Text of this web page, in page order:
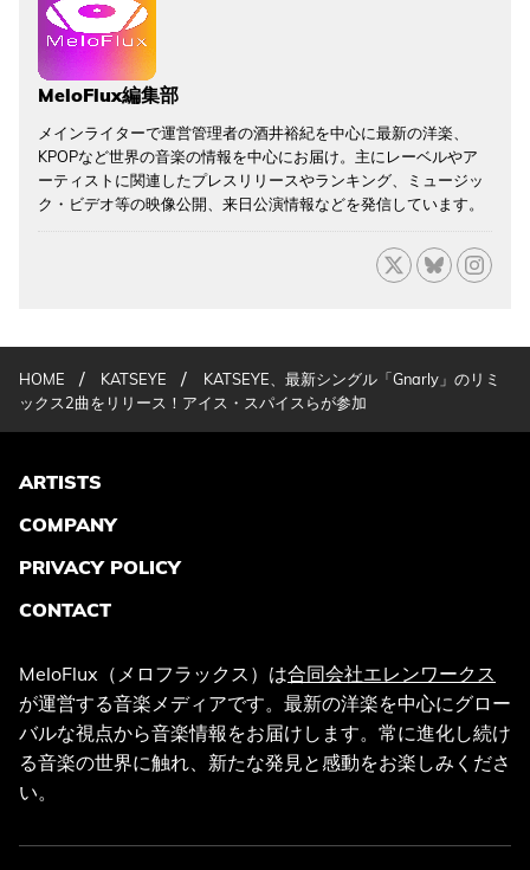
MeloFlux編集部
メインライターで運営管理者の酒井裕紀を中心に最新の洋楽、
KPOPなど世界の音楽の情報を中心にお届け。主にレーベルやア
ーティストに関連したプレスリリースやランキング、ミュージッ
ク・ビデオ等の映像公開、来日公演情報などを発信しています。
HOME / KATSEYE /
KATSEYE、最新シングル「Gnarly」のリミ
ックス2曲をリリース！アイス・スパイスらが参加
ARTISTS
COMPANY
PRIVACY POLICY
CONTACT
MeloFlux（メロフラックス）は合同会社エレンワークス
が運営する音楽メディアです。最新の洋楽を中心にグロー
バルな視点から音楽情報をお届けします。常に進化し続け
る音楽の世界に触れ、新たな発見と感動をお楽しみくださ
い。